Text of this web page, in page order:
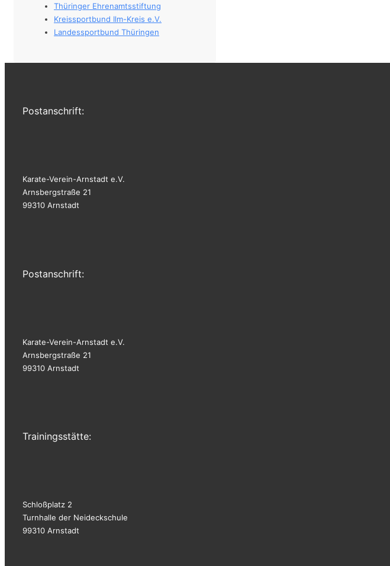
Thüringer Ehrenamtsstiftung
Kreissportbund Ilm-Kreis e.V.
Landessportbund Thüringen
Postanschrift:
Karate-Verein-Arnstadt e.V.
Arnsbergstraße 21
99310 Arnstadt
Postanschrift:
Karate-Verein-Arnstadt e.V.
Arnsbergstraße 21
99310 Arnstadt
Trainingsstätte:
Schloßplatz 2
Turnhalle der Neideckschule
99310 Arnstadt